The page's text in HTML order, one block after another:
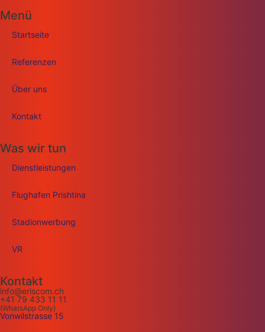
Menü
Startseite
Referenzen
Über uns
Kontakt
Was wir tun
Dienstleistungen
Flughafen Prishtina
Stadionwerbung
VR
Kontakt
info@eriscom.ch
+41 79 433 11 11
(WhatsApp Only)
Vonwilstrasse 15